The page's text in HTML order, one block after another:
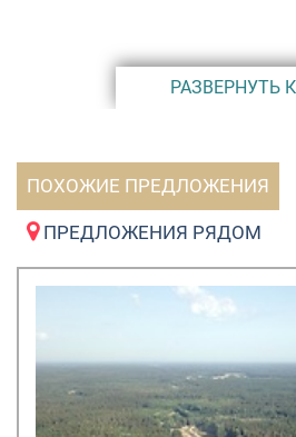
знакомиться с соседями!
число команд из «Кокосов».
жители и сотрудники
кубок и денежные призы.
Обслуживанием общественных
профессиональная
посёлок осуществляется
РАЗВЕРНУТЬ
ПОХОЖИЕ ПРЕДЛОЖЕНИЯ
ПРЕДЛОЖЕНИЯ РЯДОМ